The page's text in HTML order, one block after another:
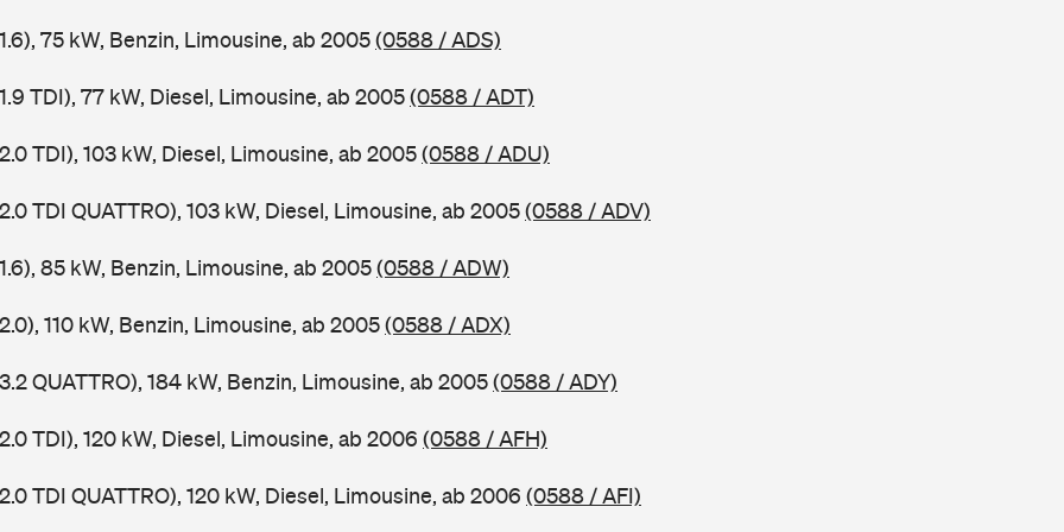
75 kW, Benzin, Limousine, ab 2005(0588 / ADS)
TDI), 77 kW, Diesel, Limousine, ab 2005(0588 / ADT)
TDI), 103 kW, Diesel, Limousine, ab 2005(0588 / ADU)
TDI QUATTRO), 103 kW, Diesel, Limousine, ab 2005(0588 / ADV)
85 kW, Benzin, Limousine, ab 2005(0588 / ADW)
110 kW, Benzin, Limousine, ab 2005(0588 / ADX)
QUATTRO), 184 kW, Benzin, Limousine, ab 2005(0588 / ADY)
TDI), 120 kW, Diesel, Limousine, ab 2006 (0588 / AFH)
TDI QUATTRO), 120 kW, Diesel, Limousine, ab 2006 (0588 / AFI)